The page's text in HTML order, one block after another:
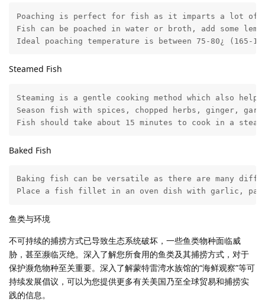
Poaching is perfect for fish as it imparts a lot of
Fish can be poached in water or broth, add some
Ideal poaching temperature is between 75-80¿ (165-
Steamed Fish
Steaming is a gentle cooking method which also
Season fish with spices, chopped herbs, ginger,
Fish should take about 15 minutes to cook in a
Baked Fish
Baking fish can be versatile as there are many
Place a fish fillet in an oven dish with garlic,
鱼类与环境
不可持续的捕捞方式已导致生态系统破坏，一些鱼类物种面临威
胁，甚至濒临灭绝。深入了解您所食用的鱼类及其捕捞方式，对于
保护濒危物种至关重要。深入了解蒙特雷湾水族馆的“海鲜观察”等可
持续发展倡议，可以为您提供更多有关美国乃至全球贸易和捕捞实
践的信息。